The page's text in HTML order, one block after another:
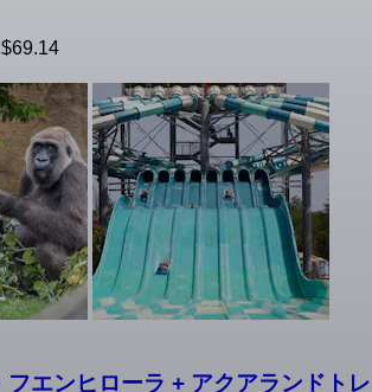
$69.14
エンヒローラ + アクアランドト